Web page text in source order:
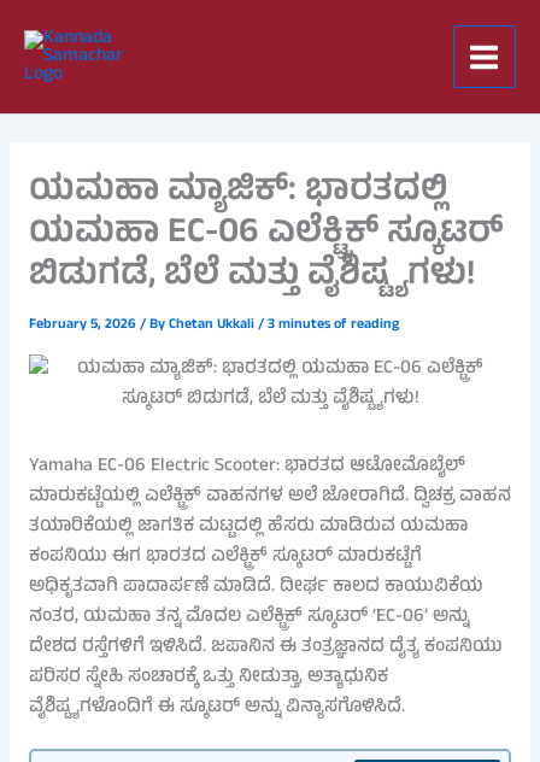
content
ಯಮಹಾ ಮ್ಯಾಜಿಕ್: ಭಾರತದಲ್ಲಿ
ಯಮಹಾ EC-06 ಎಲೆಕ್ಟ್ರಿಕ್ ಸ್ಕೂಟರ್
ಬಿಡುಗಡೆ, ಬೆಲೆ ಮತ್ತು ವೈಶಿಷ್ಟ್ಯಗಳು!
February 5, 2026/ ByChetan Ukkali/3 minutes of reading
Yamaha EC-06 Electric Scooter: ಭಾರತದ ಆಟೋಮೊಬೈಲ್
ಮಾರುಕಟ್ಟೆಯಲ್ಲಿ ಎಲೆಕ್ಟ್ರಿಕ್ ವಾಹನಗಳ ಅಲೆ ಜೋರಾಗಿದೆ. ದ್ವಿಚಕ್ರ ವಾಹನ
ತಯಾರಿಕೆಯಲ್ಲಿ ಜಾಗತಿಕ ಮಟ್ಟದಲ್ಲಿ ಹೆಸರು ಮಾಡಿರುವ ಯಮಹಾ
ಕಂಪನಿಯು ಈಗ ಭಾರತದ ಎಲೆಕ್ಟ್ರಿಕ್ ಸ್ಕೂಟರ್ ಮಾರುಕಟ್ಟೆಗೆ
ಅಧಿಕೃತವಾಗಿ ಪಾದಾರ್ಪಣೆ ಮಾಡಿದೆ. ದೀರ್ಘ ಕಾಲದ ಕಾಯುವಿಕೆಯ
ನಂತರ, ಯಮಹಾ ತನ್ನ ಮೊದಲ ಎಲೆಕ್ಟ್ರಿಕ್ ಸ್ಕೂಟರ್ ‘EC-06’ ಅನ್ನು
ದೇಶದ ರಸ್ತೆಗಳಿಗೆ ಇಳಿಸಿದೆ. ಜಪಾನಿನ ಈ ತಂತ್ರಜ್ಞಾನದ ದೈತ್ಯ ಕಂಪನಿಯು
ಪರಿಸರ ಸ್ನೇಹಿ ಸಂಚಾರಕ್ಕೆ ಒತ್ತು ನೀಡುತ್ತಾ, ಅತ್ಯಾಧುನಿಕ
ವೈಶಿಷ್ಟ್ಯಗಳೊಂದಿಗೆ ಈ ಸ್ಕೂಟರ್ ಅನ್ನು ವಿನ್ಯಾಸಗೊಳಿಸಿದೆ.